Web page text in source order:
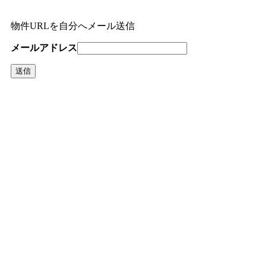
物件URLを自分へメール送信
メールアドレス